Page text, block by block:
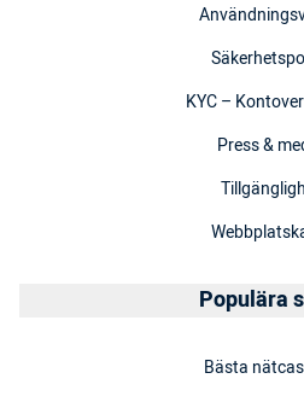
KYC –
Press &
Populära
Bästa